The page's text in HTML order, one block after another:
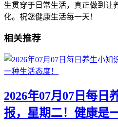
生贯穿于日常生活，真正做到让
化。祝您健康生活每一天！
相关推荐
2026年07月07日每日
报，星期二！健康是